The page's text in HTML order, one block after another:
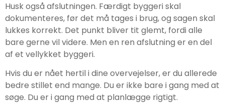
Husk også afslutningen. Færdigt byggeri skal
dokumenteres, før det må tages i brug, og sagen skal
lukkes korrekt. Det punkt bliver tit glemt, fordi alle
bare gerne vil videre. Men en ren afslutning er en del
af et vellykket byggeri.
Hvis du er nået hertil i dine overvejelser, er du allerede
bedre stillet end mange. Du er ikke bare i gang med at
søge. Du er i gang med at planlægge rigtigt.